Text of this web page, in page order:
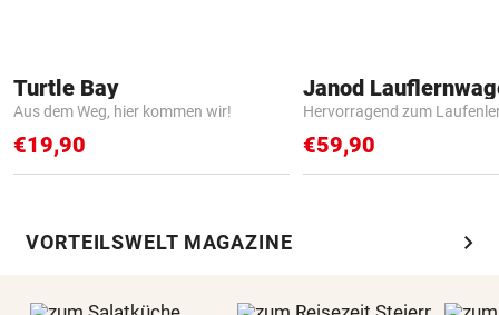
Turtle Bay
Aus dem Weg, hier kommen wir!
€19,90
Janod
Hervorragend zum
€59,90
VORTEILSWELT MAGAZINE chevron_right